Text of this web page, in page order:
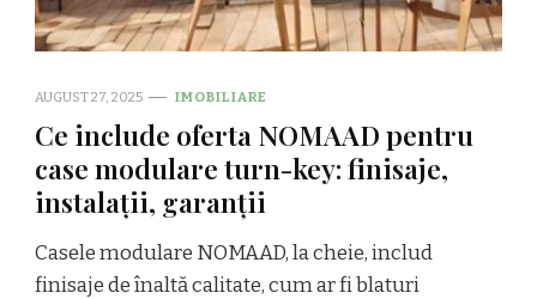
AUGUST 27, 2025 IMOBILIARE
Ce include oferta NOMAAD pentru
case modulare turn-key: finisaje,
instalații, garanții
Casele modulare NOMAAD, la cheie, includ
finisaje de înaltă calitate, cum ar fi blaturi